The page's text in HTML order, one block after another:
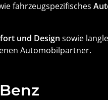
fahrzeugspezifisches
und Design sowie
Automobilpartner.